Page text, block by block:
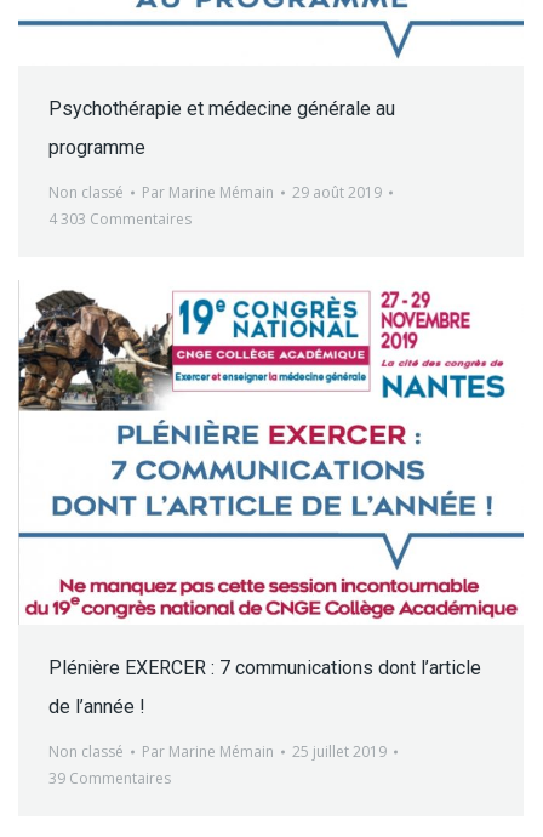
Psychothérapie et médecine générale au
programme
Non classé Par Marine Mémain
29 août 2019
4 303 Commentaires
Plénière EXERCER : 7 communications dont l’article
de l’année !
Non classé Par Marine Mémain
25 juillet 2019
39 Commentaires